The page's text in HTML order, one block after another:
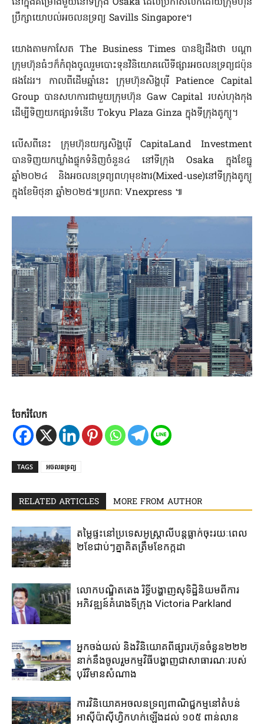
ប្រឹក្សាយោបល់អចលនទ្រព្យ Savills Singapore។
យោងតាមកាសែត The Business Times បានឱ្យដឹងថា បណ្តា
ក្រុមហ៊ុនធំៗក៏កំពុងចូលរួមបោះទុនវិនិយោគលើទីផ្សារអចលនទ្រព្យជប៉ុន
ផងដែរ។ កាលពីដើមឆ្នាំនេះ ក្រុមហ៊ុនសិង្ហបុរី Patience Capital
Group បានសហការជាមួយក្រុមហ៊ុន Gaw Capital របស់ហុងកុង
ដើម្បីទិញយកផ្សារទំនើប Tokyu Plaza Ginza ក្នុងទីក្រុងតូក្យូ។
លើសពីនេះ ក្រុមហ៊ុនយក្សសិង្ហបុរី CapitaLand Investment
បានទិញយកឃ្លាំងផ្ទុកទំនិញចំនួន៤ នៅទីក្រុង Osaka ក្នុងខែធ្នូ
ឆ្នាំ២០២៤ និងអចលនទ្រព្យពហុមុខងារ(Mixed-use)នៅទីក្រុងតូក្យូ
ក្នុងខែមិថុនា ឆ្នាំ២០២៥៕ប្រភព: Vnexpress ៕
ចែករំលែក
TAGS អចលនទ្រព្យ
RELATED ARTICLES MORE FROM AUTHOR
តម្លៃ​ផ្ទះ​នៅ​ប្រទេស​អូស្ត្រាលី​បន្ត​ធ្លាក់​ចុះ​រយៈ​ពេល​
២​ខែ​ជាប់ៗ​គ្នា​គិត​ត្រឹម​ខែ​កក្កដា​
លោកបណ្ឌិតតេង រិទ្ធីបង្ហាញសុទិដ្ឋិនិយមពីការ
អភិវឌ្ឍន៍គំរោងទីក្រុង Victoria Parkland
អ្នកចង់យល់​ និងវិនិយោគ​ពី​ផ្សារហ៊ុន​ចំនួន​២២២​
នាក់​នឹង​ចូលរួម​កម្មវិធី​បង្ហាញ​ជាសាធារណៈ​របស់​
បុរី​វិមានសំណាង
ការវិនិយោគ​អចលនទ្រព្យ​ពាណិជ្ជកម្ម​នៅ​តំបន់
អាស៊ី​ប៉ាស៊ីហ្វិក​ហក់​ឡើង​ដល់ ​១០៥ ពាន់លាន